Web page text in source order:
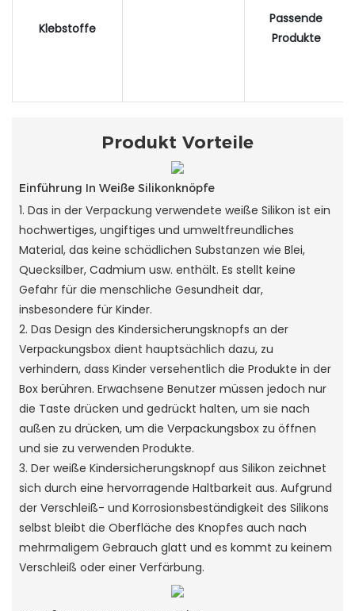
Klebstoffe
Passende
Produkte
Produkt Vorteile
Einführung In Weiße Silikonknöpfe
1. Das in der Verpackung verwendete weiße Silikon ist ein
hochwertiges, ungiftiges und umweltfreundliches
Material, das keine schädlichen Substanzen wie Blei,
Quecksilber, Cadmium usw. enthält. Es stellt keine
Gefahr für die menschliche Gesundheit dar,
insbesondere für Kinder.
2. Das Design des Kindersicherungsknopfs an der
Verpackungsbox dient hauptsächlich dazu, zu
verhindern, dass Kinder versehentlich die Produkte in der
Box berühren. Erwachsene Benutzer müssen jedoch nur
die Taste drücken und gedrückt halten, um sie nach
außen zu drücken, um die Verpackungsbox zu öffnen
und sie zu verwenden Produkte.
3. Der weiße Kindersicherungsknopf aus Silikon zeichnet
sich durch eine hervorragende Haltbarkeit aus. Aufgrund
der Verschleiß- und Korrosionsbeständigkeit des Silikons
selbst bleibt die Oberfläche des Knopfes auch nach
mehrmaligem Gebrauch glatt und es kommt zu keinem
Verschleiß oder einer Verfärbung.